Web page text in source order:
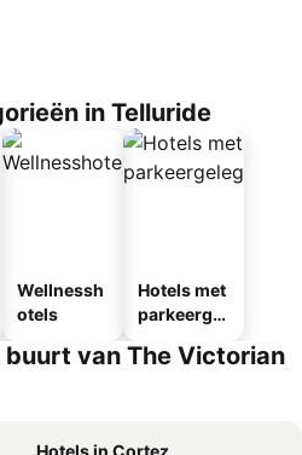
in Telluride
Wellnessh
otels
Hotels met
parkeergel
buurt van The Victorian